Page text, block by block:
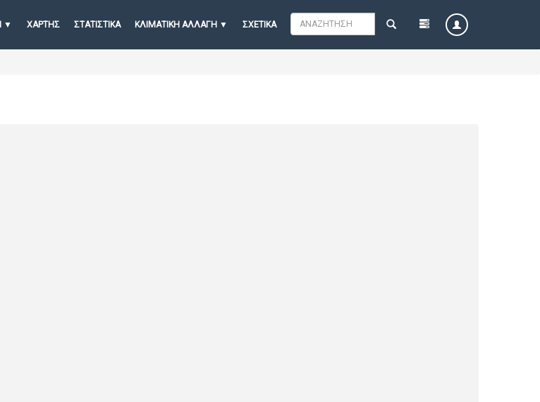
ΧΆΡΤΗΣ ΣΤΑΤΙΣΤΙΚΆ ΚΛΙΜΑΤΙΚΗ ΑΛΛΑΓΗ ΣΧΕΤΙΚΆ